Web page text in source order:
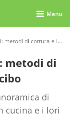
Menu
e i loro effetti sul cibo
metodi di
di
cucina e i lori